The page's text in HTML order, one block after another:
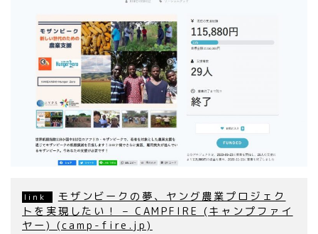
モザンビークの夢、ヤング農業プロジェク
トを実現したい！ – CAMPFIRE (キャンプファイ
ヤー) (camp-fire.jp)